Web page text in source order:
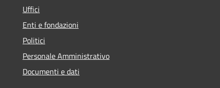
Uffici
Enti e fondazioni
Politici
Personale Amministrativo
Documenti e dati